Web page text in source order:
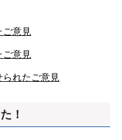
ご意見
ご意見
れたご意見
！